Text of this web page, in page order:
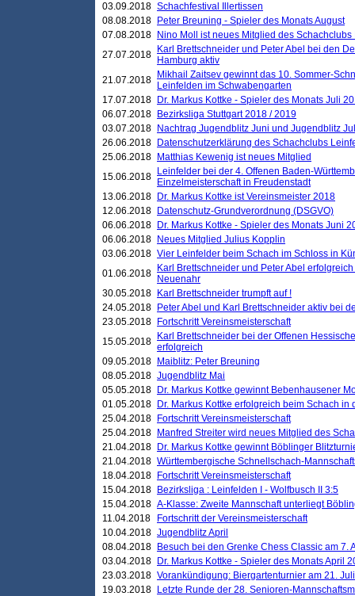
03.09.2018 Schachfestival Illertissen
08.08.2018
Peter Breuning - Spieler des Monats August
07.08.2018
Nino Moll ist neues Mitglied des
27.07.2018
Karl Brettschneider und Peter Abel bei den
Hamburg aktiv
21.07.2018
Mikhail Zaitsev gewinnt das 10. Sommer-
Leinfelden im Schwabengarten
17.07.2018
Dr. Markus Kottke - Spieler des Monats Juli
06.07.2018
Bezirksliga Stuttgart 2018 / 2019
03.07.2018
Nachtrag Jugendblitz Juni und Jugendblitz
26.06.2018
Datenschutzerklärung des Schachclubs
25.06.2018
Matthias Kewenig ist neues Mitglied
15.06.2018
Leinfelder bei der 4. Offenen Baden-
Einzelmeisterschaft in Freudenstadt
13.06.2018
Dr. Markus Kottke ist Vereinsmeister 2018
12.06.2018
Datenschutz-Grundverordnung (DSGVO)
06.06.2018
Dr. Markus Kottke - Spieler des Monats Juni
06.06.2018
Neues Mitglied Julius Kopplin
03.06.2018 Vier Leinfelder beim Schach im Schloss in
01.06.2018
Karl Brettschneider und Peter Abel
Neuenahr
30.05.2018
Karl Brettschneider trumpft auf !
24.05.2018
Peter Abel und Karl Brettschneider aktiv bei
23.05.2018
Fortschritt Vereinsmeisterschaft
15.05.2018
Karl Brettschneider bei der Offenen
erfolgreich
09.05.2018
Maiblitz: Peter Breuning
08.05.2018 Jugendblitz Mai
05.05.2018
Dr. Markus Kottke gewinnt Bebenhausener
01.05.2018
Dr. Markus Kottke erfolgreich beim Schach
25.04.2018
Fortschritt Vereinsmeisterschaft
25.04.2018
Manfred Streiter wird neues Mitglied des
21.04.2018
Dr. Markus Kottke gewinnt Böblinger
21.04.2018 Württembergische Schnellschach-
18.04.2018
Fortschritt Vereinsmeisterschaft
15.04.2018
Bezirksliga : Leinfelden I - Wolfbusch II 3:5
15.04.2018 A-Klasse: Zweite Mannschaft unterliegt
11.04.2018
Fortschritt der Vereinsmeisterschaft
10.04.2018 Jugendblitz April
08.04.2018
Besuch bei den Grenke Chess Classic am 7.
03.04.2018
Dr. Markus Kottke - Spieler des Monats April
23.03.2018 Vorankündigung: Biergartenturnier am 21.
19.03.2018
Letzte Runde der 28. Senioren-